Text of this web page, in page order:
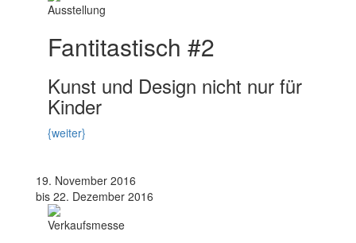
Ausstellung
Fantitastisch #2
Kunst und Design nicht nur für
Kinder
{weiter}
19. November 2016
bis 22. Dezember 2016
Verkaufsmesse